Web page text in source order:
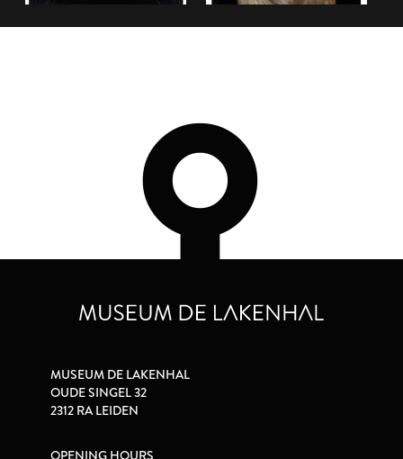
MUSEUM DE LAKENHAL
OUDE SINGEL 32
2312 RA LEIDEN